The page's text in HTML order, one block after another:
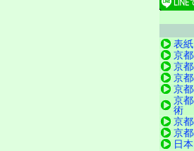
表紙
京
京
京
京
京
術
京
京
日